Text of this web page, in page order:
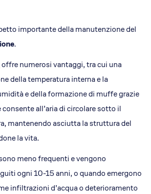
importante della manutenzione del
.
offre numerosi vantaggi, tra cui una
della temperatura interna e la
e della formazione di muffe grazie
all’aria di circolare sotto il
mantenendo asciutta la struttura del
la vita​​.
meno frequenti e vengono
ogni 10-15 anni, o quando emergono
infiltrazioni d’acqua o deterioramento